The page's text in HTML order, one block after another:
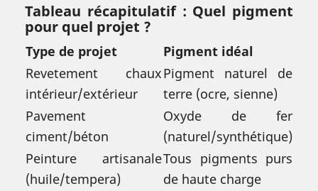
Tableau récapitulatif : Quel pigment
pour quel projet ?
Type de projet
Pigment idéal
Revetement chaux
intérieur/extérieur
Pigment naturel de
terre (ocre, sienne)
Pavement
ciment/béton
Oxyde de fer
(naturel/synthétique)
Peinture artisanale
(huile/tempera)
Tous pigments purs
de haute charge